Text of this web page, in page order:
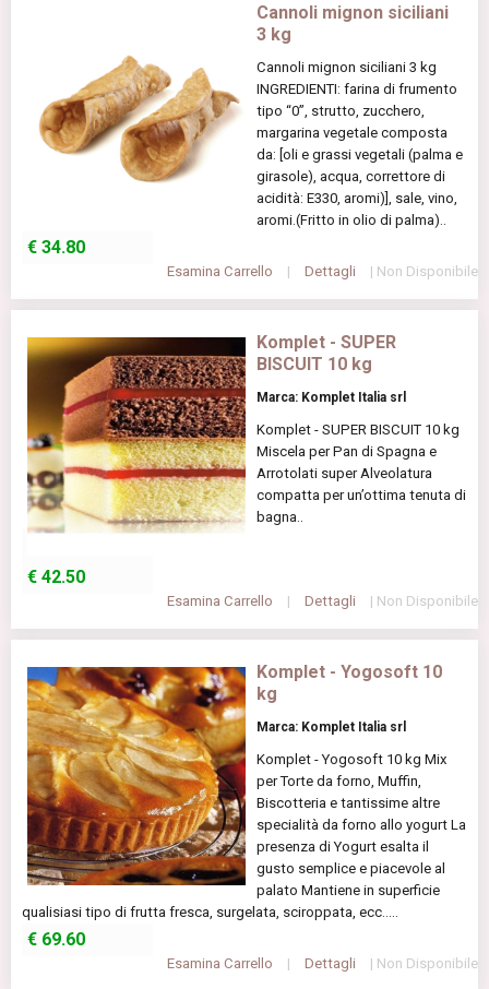
Cannoli mignon siciliani
3 kg
Cannoli mignon siciliani 3 kg
INGREDIENTI: farina di frumento
tipo “0”, strutto, zucchero,
margarina vegetale composta
da: [oli e grassi vegetali (palma e
girasole), acqua, correttore di
acidità: E330, aromi)], sale, vino,
aromi.(Fritto in olio di palma)..
€ 34.80
Esamina Carrello | Dettagli | Non Disponibile
Komplet - SUPER
BISCUIT 10 kg
Marca: Komplet Italia srl
Komplet - SUPER BISCUIT 10 kg
Miscela per Pan di Spagna e
Arrotolati super Alveolatura
compatta per un’ottima tenuta di
bagna..
€ 42.50
Esamina Carrello | Dettagli | Non Disponibile
Komplet - Yogosoft 10
kg
Marca: Komplet Italia srl
Komplet - Yogosoft 10 kg Mix
per Torte da forno, Muffin,
Biscotteria e tantissime altre
specialità da forno allo yogurt La
presenza di Yogurt esalta il
gusto semplice e piacevole al
palato Mantiene in superficie
qualisiasi tipo di frutta fresca, surgelata, sciroppata, ecc.....
€ 69.60
Esamina Carrello | Dettagli | Non Disponibile